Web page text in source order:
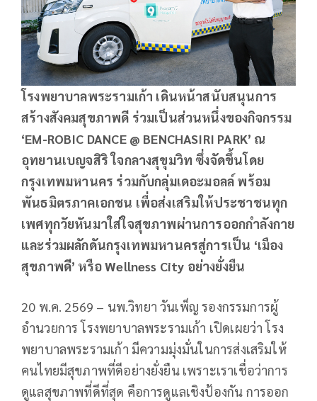
โรงพยาบาลพระรามเก้า เดินหน้าสนับสนุนการ
สร้างสังคมสุขภาพดี ร่วมเป็นส่วนหนึ่งของกิจกรรม
‘EM-ROBIC DANCE @ BENCHASIRI PARK’ ณ
อุทยานเบญจสิริ ใจกลางสุขุมวิท ซึ่งจัดขึ้นโดย
กรุงเทพมหานคร ร่วมกับกลุ่มเดอะมอลล์ พร้อม
พันธมิตรภาคเอกชน เพื่อส่งเสริมให้ประชาชนทุก
เพศทุกวัยหันมาใส่ใจสุขภาพผ่านการออกกำลังกาย
และร่วมผลักดันกรุงเทพมหานครสู่การเป็น ‘เมือง
สุขภาพดี’ หรือ Wellness City อย่างยั่งยืน
20 พ.ค. 2569 – นพ.วิทยา วันเพ็ญ รองกรรมการผู้
อำนวยการ โรงพยาบาลพระรามเก้า เปิดเผยว่า โรง
พยาบาลพระรามเก้า มีความมุ่งมั่นในการส่งเสริมให้
คนไทยมีสุขภาพที่ดีอย่างยั่งยืน เพราะเราเชื่อว่าการ
ดูแลสุขภาพที่ดีที่สุด คือการดูแลเชิงป้องกัน การออก